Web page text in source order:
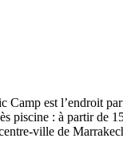
est l’endroit
piscine : à partir
ville de